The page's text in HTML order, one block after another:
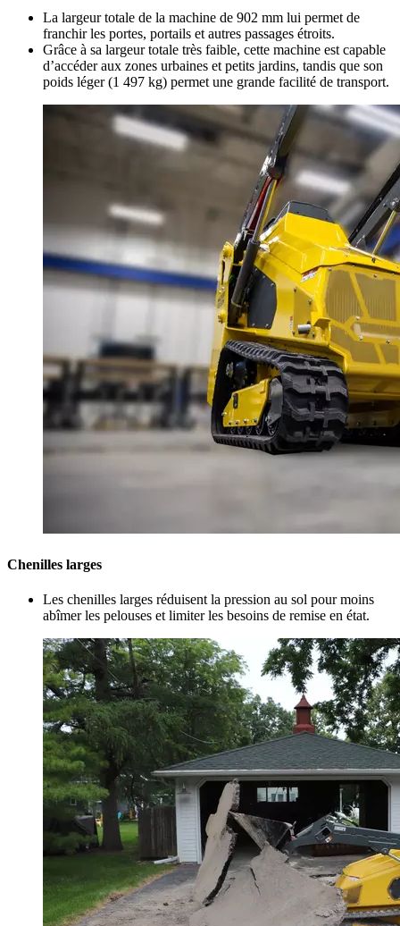
La largeur totale de la machine de 902 mm lui permet de
franchir les portes, portails et autres passages étroits.
Grâce à sa largeur totale très faible, cette machine est capable
d’accéder aux zones urbaines et petits jardins, tandis que son
poids léger (1 497 kg) permet une grande facilité de transport.
Chenilles larges
Les chenilles larges réduisent la pression au sol pour moins
abîmer les pelouses et limiter les besoins de remise en état.